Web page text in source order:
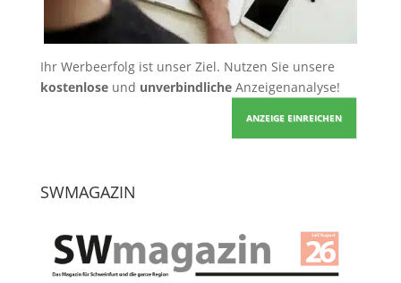
Ihr Werbeerfolg ist unser Ziel. Nutzen Sie unsere
kostenloseund unverbindlicheAnzeigenanalyse!
ANZEIGE EINREICHEN
SWMAGAZIN